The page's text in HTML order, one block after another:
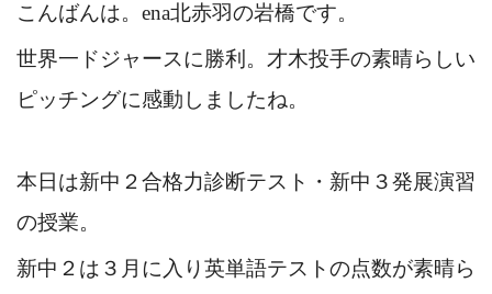
こんばんは。ena北赤羽の岩橋です。
世界一ドジャースに勝利。才木投手の素晴らしい
ピッチングに感動しましたね。
本日は新中２合格力診断テスト・新中３発展演習
の授業。
新中２は３月に入り英単語テストの点数が素晴ら